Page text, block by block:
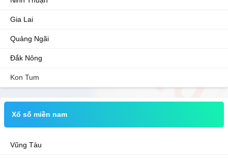
Gia Lai
Quảng Ngãi
Đắk Nông
Kon Tum
Xổ số miền nam
Vũng Tàu